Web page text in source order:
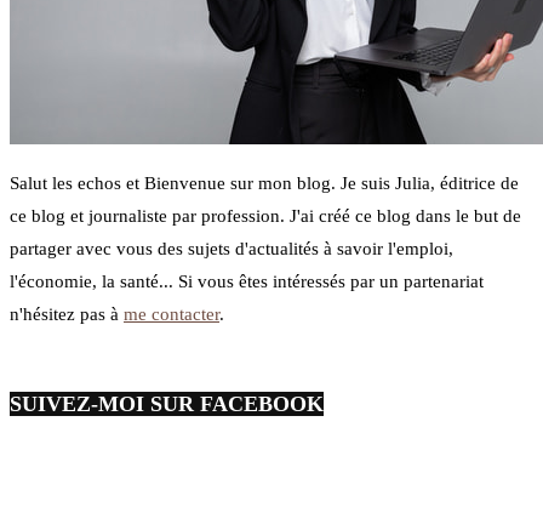
Salut les echos et Bienvenue sur mon blog. Je suis Julia, éditrice de
ce blog et journaliste par profession. J'ai créé ce blog dans le but de
partager avec vous des sujets d'actualités à savoir l'emploi,
l'économie, la santé... Si vous êtes intéressés par un partenariat
n'hésitez pas à me contacter.
SUIVEZ-MOI SUR FACEBOOK